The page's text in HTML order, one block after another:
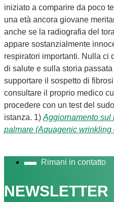
iniziato a comparire da poco
una età ancora giovane
anche se la radiografia del
appare sostanzialmente
respiratori importanti. Nulla ci
di salute e sulla storia
supportare il sospetto di
consultare il proprio medico
procedere con un test del
istanza. 1) Aggiornamento sul
palmare (Aquagenic wrinkling
Rimani in contatto
NEWSLETTER